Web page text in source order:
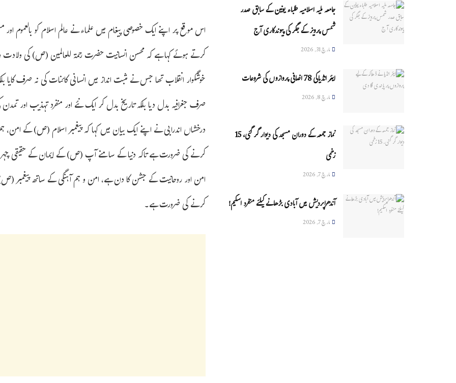
اس موقع پر اپنے ایک خصوصی پیغام میں علماء نے عالم اسلام کو بالعموم
کرتے ہوئے کہا ہے کہ محسن انسانیت حضرت رحمة للعالمین (ص) کی
خوشگوار انقلاب تھا جس نے مثبت انداز میں انسانی کائنات کی نہ صرف کایا
صرف جغرافیہ بدل دیا بلکہ تاریخ بدل کر ایک نئے اور منفرد تہذیب اور تمدن
درخشاں اندرابی نے اپنے ایک بیان میں کہا کہ پیغمبر اسلام (ص) کے امن،
کرنے کی ضرورت ہے تاکہ دنیا کے سامنے آپ (ص) کے ایمان کے حقیقی
امن اور روحانیت کے جشن کا دن ہے، امن و ہم آہنگی کے ساتھ پیغمبر
کرنے کی ضرورت ہے۔
جامعہ ملیہ اسلامیہ طلباء یونین کے سابق صدر
شمس پرویز کے جگر کی پیوندکاری آج
مارچ 31, 2026
ایئر انڈیاکی 78 اضافی پروازوں کی شروعات
مارچ 8, 2026
نماز جمعہ کے دوران مسجد کی دیوار گر گئی، 15
زخمی
مارچ 7, 2026
آندھراپردیش میں آبادی بڑھانے کیلئے منفرد اسکیم!
مارچ 7, 2026